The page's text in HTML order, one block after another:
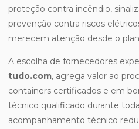
proteção contra incêndio,
prevenção contra riscos
merecem atenção desde o
A escolha de fornecedores
tudo.com, agrega valor ao
containers certificados e em
técnico qualificado durante
acompanhamento técnico